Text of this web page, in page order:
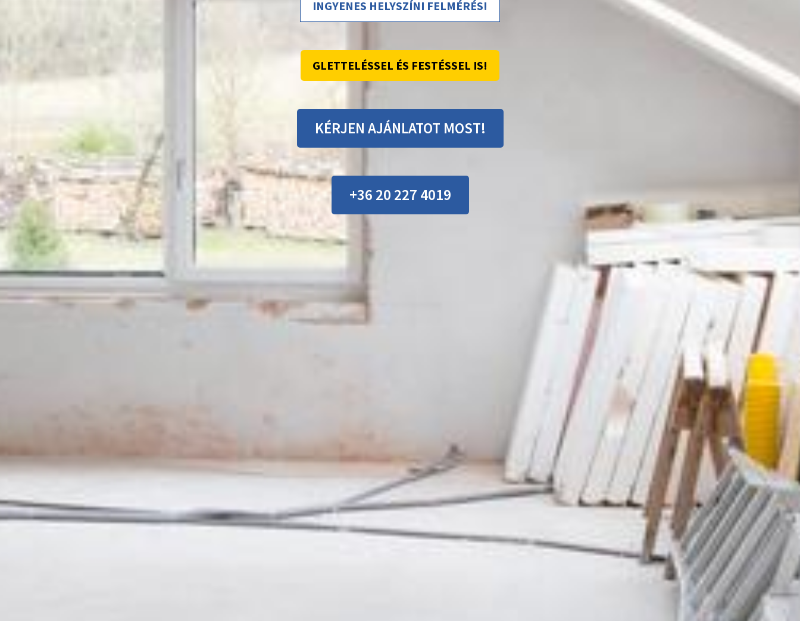
INGYENES HELYSZÍNI FELMÉRÉS!
GLETTELÉSSEL ÉS FESTÉSSEL IS!
KÉRJEN AJÁNLATOT MOST!
+36 20 227 4019